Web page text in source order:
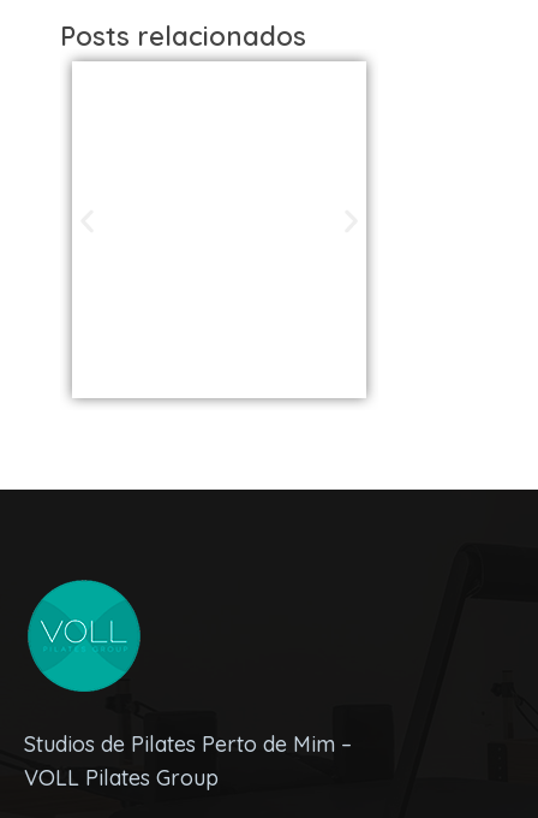
Posts relacionados
Studios de Pilates Perto de Mim –
VOLL Pilates Group